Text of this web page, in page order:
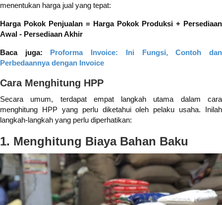
menentukan harga jual yang tepat:
Harga Pokok Penjualan = Harga Pokok Produksi + Persediaan
Awal - Persediaan Akhir
Baca juga: Proforma Invoice: Ini Fungsi, Contoh dan
Perbedaannya dengan Invoice
Cara Menghitung HPP
Secara umum, terdapat empat langkah utama dalam cara
menghitung HPP yang perlu diketahui oleh pelaku usaha. Inilah
langkah-langkah yang perlu diperhatikan:
1. Menghitung Biaya Bahan Baku